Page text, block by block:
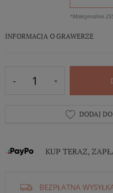
*Maksymalnie
INFORMACJA O GRAWERZE
DODAJ
KUP TERAZ,
BEZPŁATNA